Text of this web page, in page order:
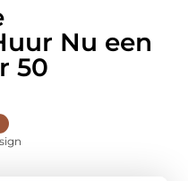
Nu een
50